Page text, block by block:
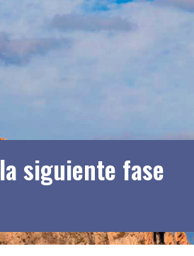
siguiente fase